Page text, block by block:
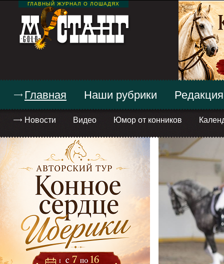
ГЛАВНЫЙ ЖУРНАЛ О ЛОШАДЯХ
Главная
Новости Видео Юмор от конников
Наши рубрики Редакция